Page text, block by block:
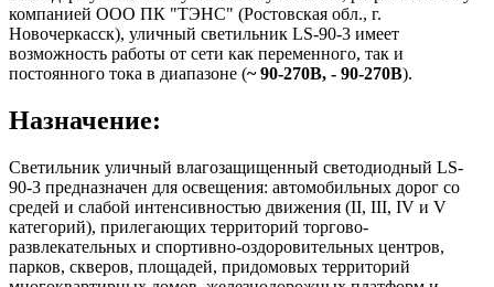
компанией ООО ПК "ТЭНС" (Ростовская обл., г.
Новочеркасск), уличный светильник LS-90-3 имеет
возможность работы от сети как переменного, так и
постоянного тока в диапазоне (~ 90-270В, - 90-270В).
Назначение:
Светильник уличный влагозащищенный светодиодный LS-
90-3 предназначен для освещения: автомобильных дорог со
средей и слабой интенсивностью движения (II, III, IV и V
категорий), прилегающих территорий торгово-
развлекательных и спортивно-оздоровительных центров,
парков, скверов, площадей, придомовых территорий